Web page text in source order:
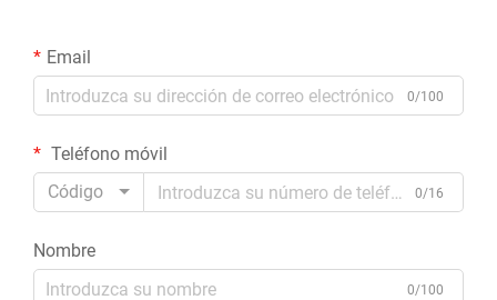
Email
0/100
Teléfono móvil
Código
0/16
Nombre
0/100